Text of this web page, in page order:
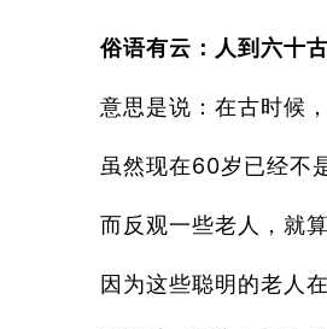
俗语有云：人到六十古
意思是说：在古时候
虽然现在60岁已经不
而反观一些老人，就
因为这些聪明的老人